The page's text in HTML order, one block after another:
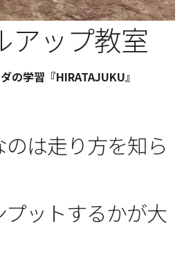
アップ教室
の学習『HIRATAJUKU』
は走り方を知ら
プットするかが大